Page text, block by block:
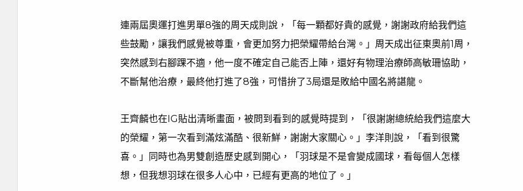
連兩屆奧運打進男單8強的周天成則說，「每一顆都好貴的感覺，謝謝政府給我們這
些鼓勵，讓我們感覺被尊重，會更加努力把榮耀帶給台灣。」周天成出征東奧前1周，
突然感到右腳踝不適，他一度不確定自己能否上陣，還好有物理治療師高敏珊協助，
不斷幫他治療，最終他打進了8強，可惜拚了3局還是敗給中國名將諶龍。
王齊麟也在IG貼出清晰畫面，被問到看到的感覺時提到，「很謝謝總統給我們這麼大
的榮耀，第一次看到滿炫滿酷、很新鮮，謝謝大家關心。」李洋則說，「看到很驚
喜。」同時也為男雙創造歷史感到開心，「羽球是不是會變成國球，看每個人怎樣
想，但我想羽球在很多人心中，已經有更高的地位了。」